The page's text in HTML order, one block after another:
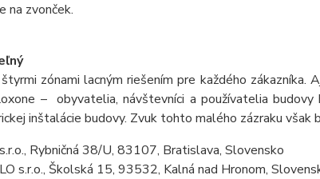
na zvonček.
zónami lacným riešením pre každého zákazníka.
– obyvatelia, návštevníci a používatelia
inštalácie budovy. Zvuk tohto malého zázraku však
Rybničná 38/U, 83107, Bratislava, Slovensko
s.r.o., Školská 15, 93532, Kalná nad Hronom,